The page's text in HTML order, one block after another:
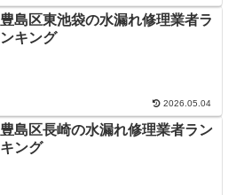
豊島区東池袋の水漏れ修理業者ラ
ンキング
2026.05.04
豊島区長崎の水漏れ修理業者ラン
キング